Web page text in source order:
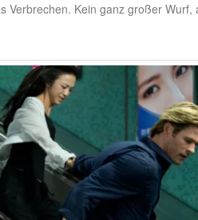
Verbrechen. Kein ganz großer